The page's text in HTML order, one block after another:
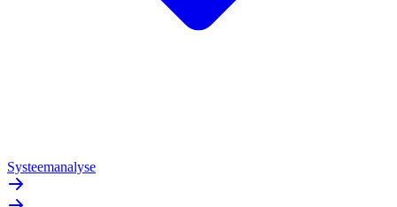
Systeemanalyse